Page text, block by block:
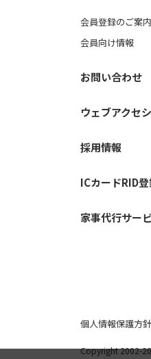
会員登録のご案内
会員向け情報
お問い合わせ
ウェブアクセ
採用情報
ICカードRID
家事代行サー
個人情報保護方針
Copyright 2002-